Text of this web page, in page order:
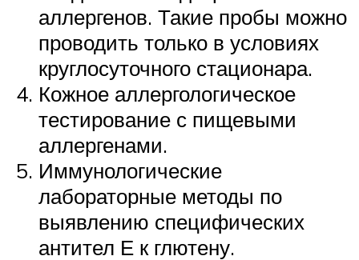
аллергенов. Такие пробы можно
проводить только в условиях
круглосуточного стационара.
Кожное аллергологическое
тестирование с пищевыми
аллергенами.
Иммунологические
лабораторные методы по
выявлению специфических
антител Е к глютену.